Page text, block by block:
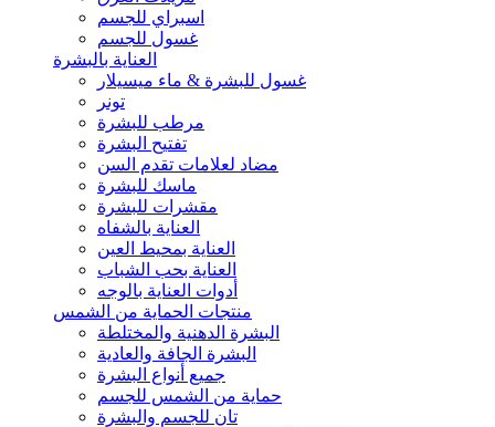
اسبراي للجسم
غسول للجسم
العناية بالبشرة
غسول للبشرة & ماء ميسيلار
تونر
مرطب للبشرة
تفتيح البشرة
مضاد لعلامات تقدم السن
ماسك للبشرة
مقشرات للبشرة
العناية بالشفاه
العناية بمحيط العين
العناية بحب الشباب
أدوات العناية بالوجه
منتجات الحماية من الشمس
البشرة الدهنية والمختلطة
البشرة الجافة والعادية
جميع أنواع البشرة
حماية من الشمس للجسم
تان للجسم والبشرة